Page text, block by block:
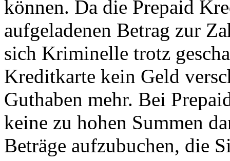
können. Da die Prepaid
aufgeladenen Betrag zur
sich Kriminelle trotz
Kreditkarte kein Geld
Guthaben mehr. Bei
keine zu hohen Summen
Beträge aufzubuchen, die